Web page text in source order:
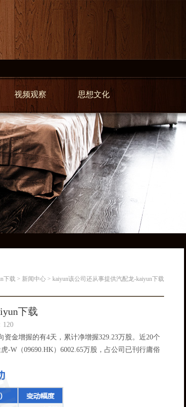
视频观察 思想文化
下载 > 新闻中心 > kaiyun该公司还从事提供汽配龙-kaiyun下载
下载
120
金增握的有4天，累计净增握329.23万股。近20个
-W（09690.HK）6002.65万股，占公司已刊行庸俗